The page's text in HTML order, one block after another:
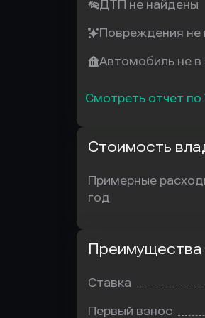
ДТП не найдены
Повреждения не
Автомобиль не в
Смотреть отчет по
Стоимость
Примерные
год
Преимущества
Ставка
Первый взнос